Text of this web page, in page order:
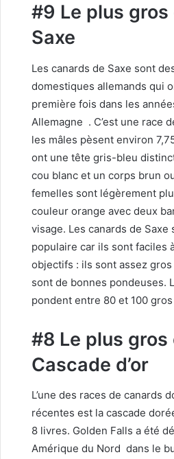
#9 Le plus gros
Saxe
Les canards de Saxe sont
domestiques allemands qui
première fois dans les
Allemagne . C’est une race
les mâles pèsent environ
ont une tête gris-bleu
cou blanc et un corps brun
femelles sont légèrement
couleur orange avec deux
visage. Les canards de Saxe
populaire car ils sont faciles
objectifs : ils sont assez
sont de bonnes pondeuses.
pondent entre 80 et 100
#8 Le plus gros
Cascade d’or
L’une des races de canards
récentes est la cascade
8 livres. Golden Falls a été
Amérique du Nord dans le